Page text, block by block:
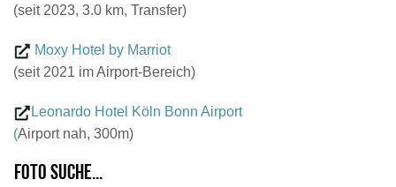
(seit 2023, 3.0 km, Transfer)
Moxy Hotel by Marriot
(seit 2021 im Airport-Bereich)
Leonardo Hotel Köln Bonn Airport
(Airport nah, 300m)
Foto suche...